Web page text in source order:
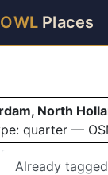
OWL Places
North
quarter —
Already tagged